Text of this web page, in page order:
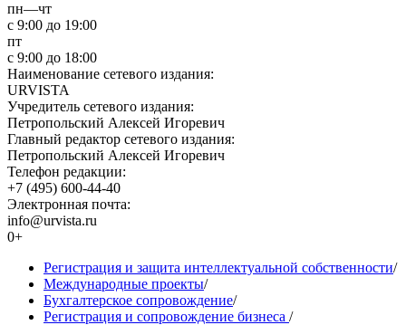
пн—чт
с 9:00 до 19:00
пт
с 9:00 до 18:00
Наименование сетевого издания:
URVISTA
Учредитель сетевого издания:
Петропольский Алексей Игоревич
Главный редактор сетевого издания:
Петропольский Алексей Игоревич
Телефон редакции:
+7 (495) 600-44-40
Электронная почта:
info@urvista.ru
0+
Регистрация и защита интеллектуальной собственности/
Международные проекты/
Бухгалтерское сопровождение/
Регистрация и сопровождение бизнеса /